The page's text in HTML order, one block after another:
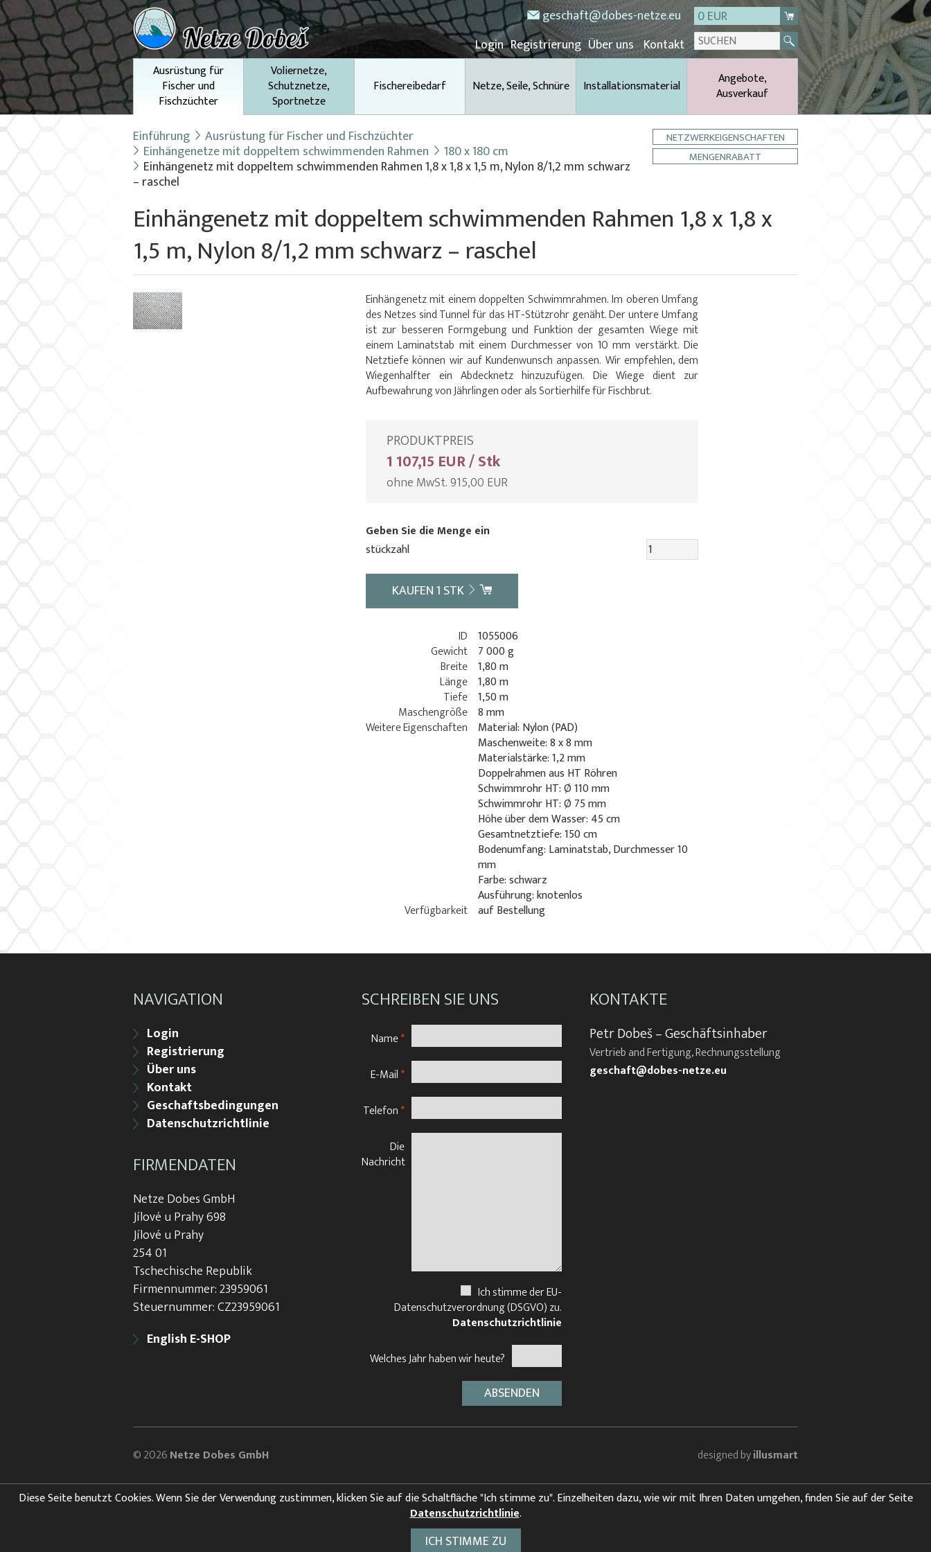
geschaft@dobes-netze.eu
0 EUR
Login Registrierung Über uns Kontakt
Ausrüstung für
Fischer und
Fischzüchter
Voliernetze,
Schutznetze,
Sportnetze
Fischereibedarf Netze, Seile, Schnüre Installationsmaterial
Angebote,
Ausverkauf
Einführung Ausrüstung für Fischer und Fischzüchter
Einhängenetze mit doppeltem schwimmenden Rahmen 180 x 180 cm
Einhängenetz mit doppeltem schwimmenden Rahmen 1,8 x 1,8 x 1,5 m, Nylon 8/1,2 mm schwarz
– raschel
NETZWERKEIGENSCHAFTEN
MENGENRABATT
Einhängenetz mit doppeltem schwimmenden Rahmen 1,8 x 1,8 x
1,5 m, Nylon 8/1,2 mm schwarz – raschel
Einhängenetz mit einem doppelten Schwimmrahmen. Im oberen Umfang
des Netzes sind Tunnel für das HT-Stützrohr genäht. Der untere Umfang
ist zur besseren Formgebung und Funktion der gesamten Wiege mit
einem Laminatstab mit einem Durchmesser von 10 mm verstärkt. Die
Netztiefe können wir auf Kundenwunsch anpassen. Wir empfehlen, dem
Wiegenhalfter ein Abdecknetz hinzuzufügen. Die Wiege dient zur
Aufbewahrung von Jährlingen oder als Sortierhilfe für Fischbrut.
PRODUKTPREIS
1 107,15 EUR / Stk
ohne MwSt. 915,00 EUR
Geben Sie die Menge ein
stückzahl
KAUFEN1 STK
ID 1055006
Gewicht 7 000 g
Breite 1,80 m
Länge 1,80 m
Tiefe 1,50 m
Maschengröße 8 mm
Weitere Eigenschaften
Material: Nylon (PAD)
Maschenweite: 8 x 8 mm
Materialstärke: 1,2 mm
Doppelrahmen aus HT Röhren
Schwimmrohr HT: Ø 110 mm
Schwimmrohr HT: Ø 75 mm
Höhe über dem Wasser: 45 cm
Gesamtnetztiefe: 150 cm
Bodenumfang: Laminatstab, Durchmesser 10
mm
Farbe: schwarz
Ausführung: knotenlos
Verfügbarkeit auf Bestellung
NAVIGATION
Login
Registrierung
Über uns
Kontakt
Geschaftsbedingungen
Datenschutzrichtlinie
FIRMENDATEN
Netze Dobes GmbH
Jílové u Prahy 698
Jílové u Prahy
254 01
Tschechische Republik
Firmennummer: 23959061
Steuernummer: CZ23959061
English E-SHOP
SCHREIBEN SIE UNS
Name*
E-Mail*
Telefon*
Die
Nachricht
Ich stimme der EU-
Datenschutzverordnung (DSGVO) zu.
Datenschutzrichtlinie
Welches Jahr haben wir heute?
KONTAKTE
Petr Dobeš – Geschäftsinhaber
Vertrieb and Fertigung, Rechnungsstellung
geschaft@dobes-netze.eu
© 2026Netze Dobes GmbH designed byillusmart
Diese Seite benutzt Cookies. Wenn Sie der Verwendung zustimmen, klicken Sie auf die Schaltfläche "Ich stimme zu". Einzelheiten dazu, wie wir mit Ihren Daten umgehen, finden Sie auf der Seite
Datenschutzrichtlinie.